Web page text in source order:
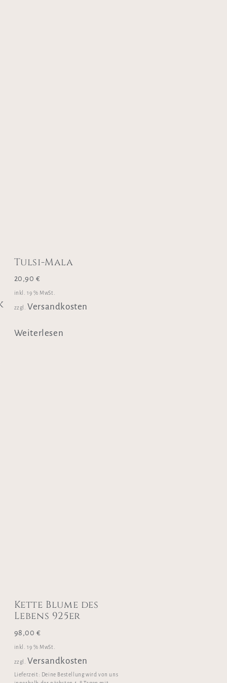
Tulsi-Mala
20,90€
inkl. 19 % MwSt.
zzgl. Versandkosten
Weiterlesen
Kette Blume des
Lebens 925er
98,00€
inkl. 19 % MwSt.
zzgl. Versandkosten
Lieferzeit: Deine Bestellung wird von uns